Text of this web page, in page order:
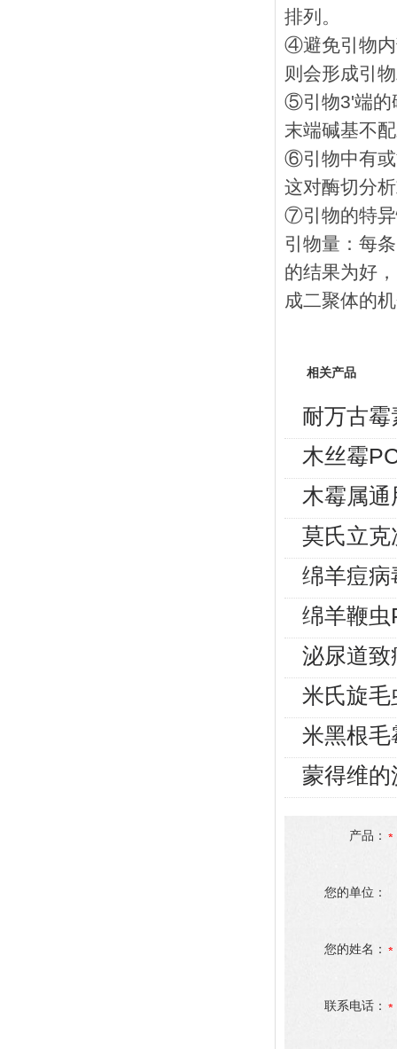
排列。
④避免引物内
则会形成引
⑤引物3'端的
末端碱基不
⑥引物中有或
这对酶切分
⑦引物的特异
引物量：每
的结果为好
成二聚体的
相关产品
耐万古
木丝霉
木霉属
莫氏立
绵羊痘
绵羊鞭
泌尿道
米氏旋
米黑根
蒙得维
产品：
您的单位：
您的姓名：
联系电话：